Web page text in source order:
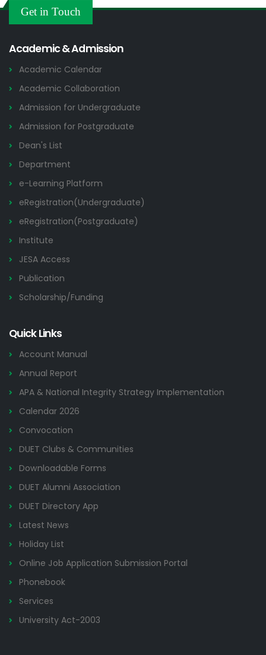
2026
Others
Get in Touch
Academic & Admission
Academic Calendar
Academic Collaboration
Admission for Undergraduate
Admission for Postgraduate
Dean's List
Department
e-Learning Platform
eRegistration(Undergraduate)
eRegistration(Postgraduate)
Institute
JESA Access
Publication
Scholarship/Funding
Quick Links
Account Manual
Annual Report
APA & National Integrity Strategy Implementation
Calendar 2026
Convocation
DUET Clubs & Communities
Downloadable Forms
DUET Alumni Association
DUET Directory App
Latest News
Holiday List
Online Job Application Submission Portal
Phonebook
Services
University Act-2003